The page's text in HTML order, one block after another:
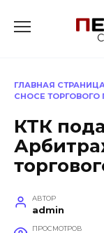
ГЛАВНАЯ
СНОСЕ ТОРГОВОГО
КТК
АВТОР
admin
ПРОСМОТРОВ